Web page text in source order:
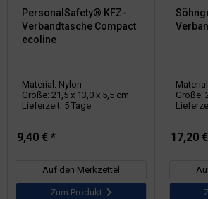
PersonalSafety® KFZ-
Verbandtasche Compact
ecoline
Material: Nylon
Größe: 21,5 x 13,0 x 5,5 cm
Lieferzeit: 5 Tage
9,40 € *
Auf den Merkzettel
Zum Produkt
Größe:
17,20